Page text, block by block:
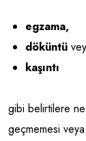
egzama,
döküntü
kaşıntı
gibi belirtilere
geçmemesi